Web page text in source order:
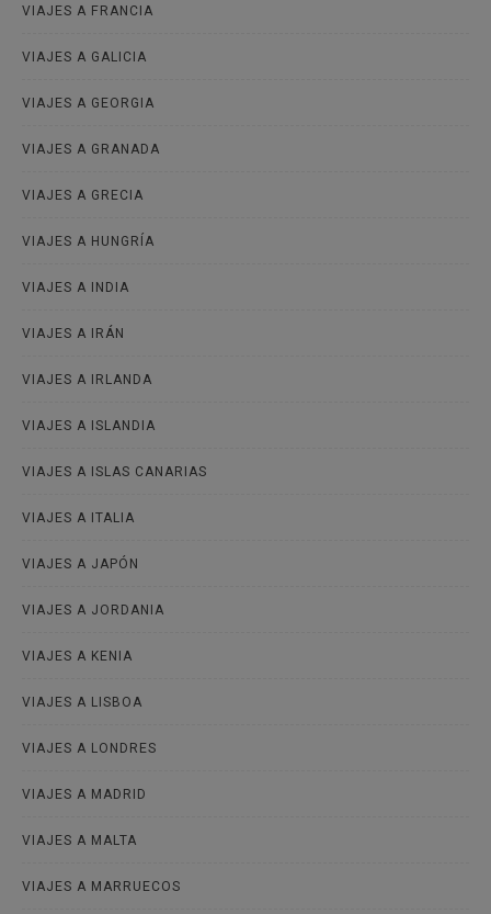
VIAJES A FRANCIA
VIAJES A GALICIA
VIAJES A GEORGIA
VIAJES A GRANADA
VIAJES A GRECIA
VIAJES A HUNGRÍA
VIAJES A INDIA
VIAJES A IRÁN
VIAJES A IRLANDA
VIAJES A ISLANDIA
VIAJES A ISLAS CANARIAS
VIAJES A ITALIA
VIAJES A JAPÓN
VIAJES A JORDANIA
VIAJES A KENIA
VIAJES A LISBOA
VIAJES A LONDRES
VIAJES A MADRID
VIAJES A MALTA
VIAJES A MARRUECOS